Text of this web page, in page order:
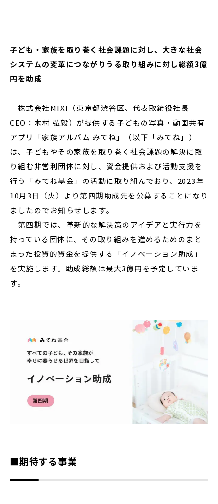
子ども・家族を取り巻く社会課題に対し、大きな社会
システムの変革につながりうる取り組みに対し総額3億
円を助成
株式会社MIXI（東京都渋谷区、代表取締役社長
CEO：木村 弘毅）が提供する子どもの写真・動画共有
アプリ「家族アルバム みてね」（以下「みてね」）
は、子どもやその家族を取り巻く社会課題の解決に取
り組む非営利団体に対し、資金提供および活動支援を
行う「みてね基金」の活動に取り組んでおり、2023年
10月3日（火）より第四期助成先を公募することになり
ましたのでお知らせします。
第四期では、革新的な解決策のアイデアと実行力を
持っている団体に、その取り組みを進めるためのまと
まった投資的資金を提供する「イノベーション助成」
を実施します。助成総額は最大3億円を予定していま
す。
■期待する事業